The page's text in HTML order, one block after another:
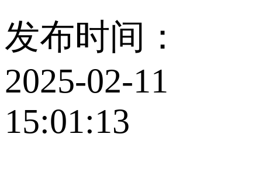
发布时间：
2025-02-11
15:01:13